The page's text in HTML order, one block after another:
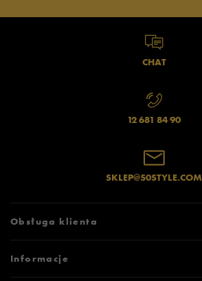
CHAT
12 681 84 90
SKLEP@50STYLE.COM
Obsługa klienta
Zwroty i reklamacje
Informacje